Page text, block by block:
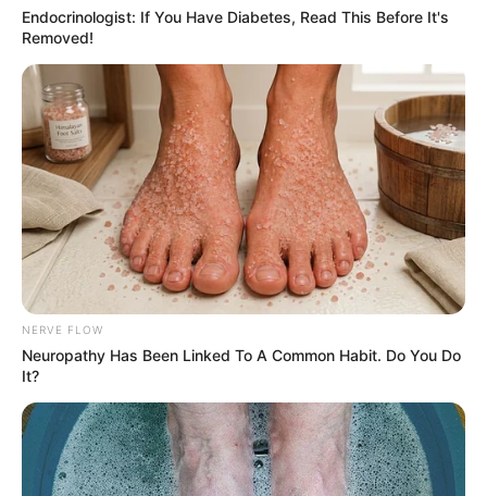
Ririn Velicia
Endocrinologist: If You Have Diabetes, Read This Before It's
Removed!
NERVE FLOW
Neuropathy Has Been Linked To A Common Habit. Do You Do
It?